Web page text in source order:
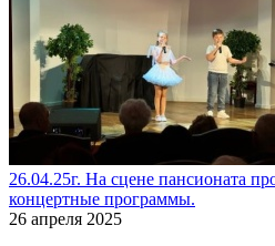
26.04.25г. На сцене пансионата
концертные программы.
26 апреля 2025